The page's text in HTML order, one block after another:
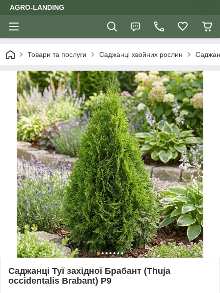
AGRO-LANDING
Товари та послуги Саджанці хвойних рослин
Саджанці Туї західної Брабант (Thuja
occidentalis Brabant) Р9